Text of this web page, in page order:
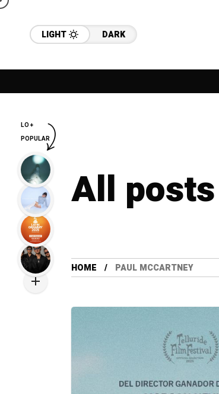
LIGHT DARK
All
HOME PAUL MCCARTNEY
LO +
POPULAR